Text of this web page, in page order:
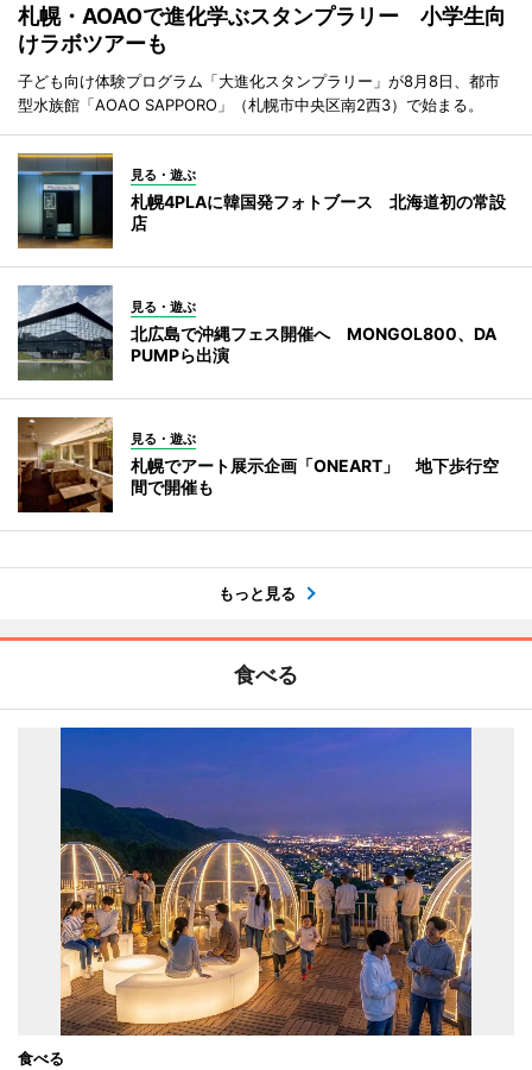
札幌・AOAOで進化学ぶスタンプラリー 小学生向
けラボツアーも
子ども向け体験プログラム「大進化スタンプラリー」が8月8日、都市
型水族館「AOAO SAPPORO」（札幌市中央区南2西3）で始まる。
見る・遊ぶ
札幌4PLAに韓国発フォトブース 北海道初の常設
店
見る・遊ぶ
北広島で沖縄フェス開催へ MONGOL800、DA
PUMPら出演
見る・遊ぶ
札幌でアート展示企画「ONEART」 地下歩行空
間で開催も
もっと見る
食べる
食べる